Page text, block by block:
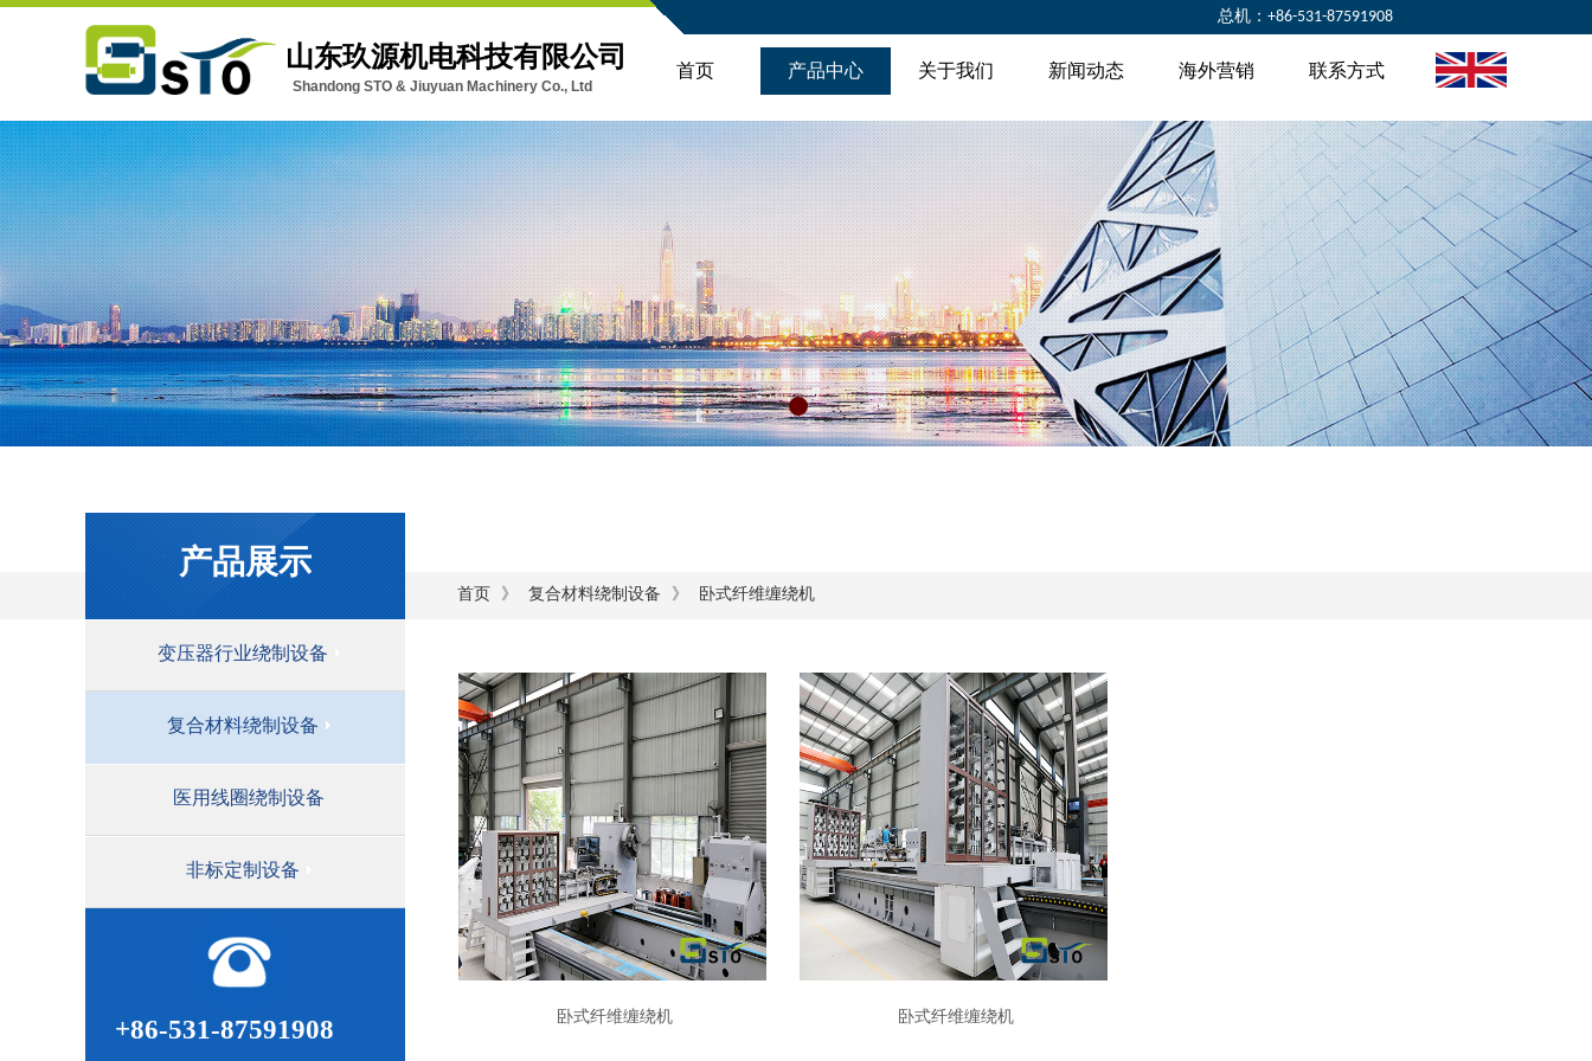
总机： +86-531-87591908
山东玖源机电科技有限公司
Shandong STO & Jiuyuan Machinery Co., Ltd
首页 产品中心 关于我们 新闻动态 海外营销 联系方式
产品展示
首页 》 复合材料绕制设备 》 卧式纤维缠绕机
变压器行业绕制设备
复合材料绕制设备
医用线圈绕制设备
非标定制设备
卧式纤维缠绕机 卧式纤维缠绕机
+86-531-87591908